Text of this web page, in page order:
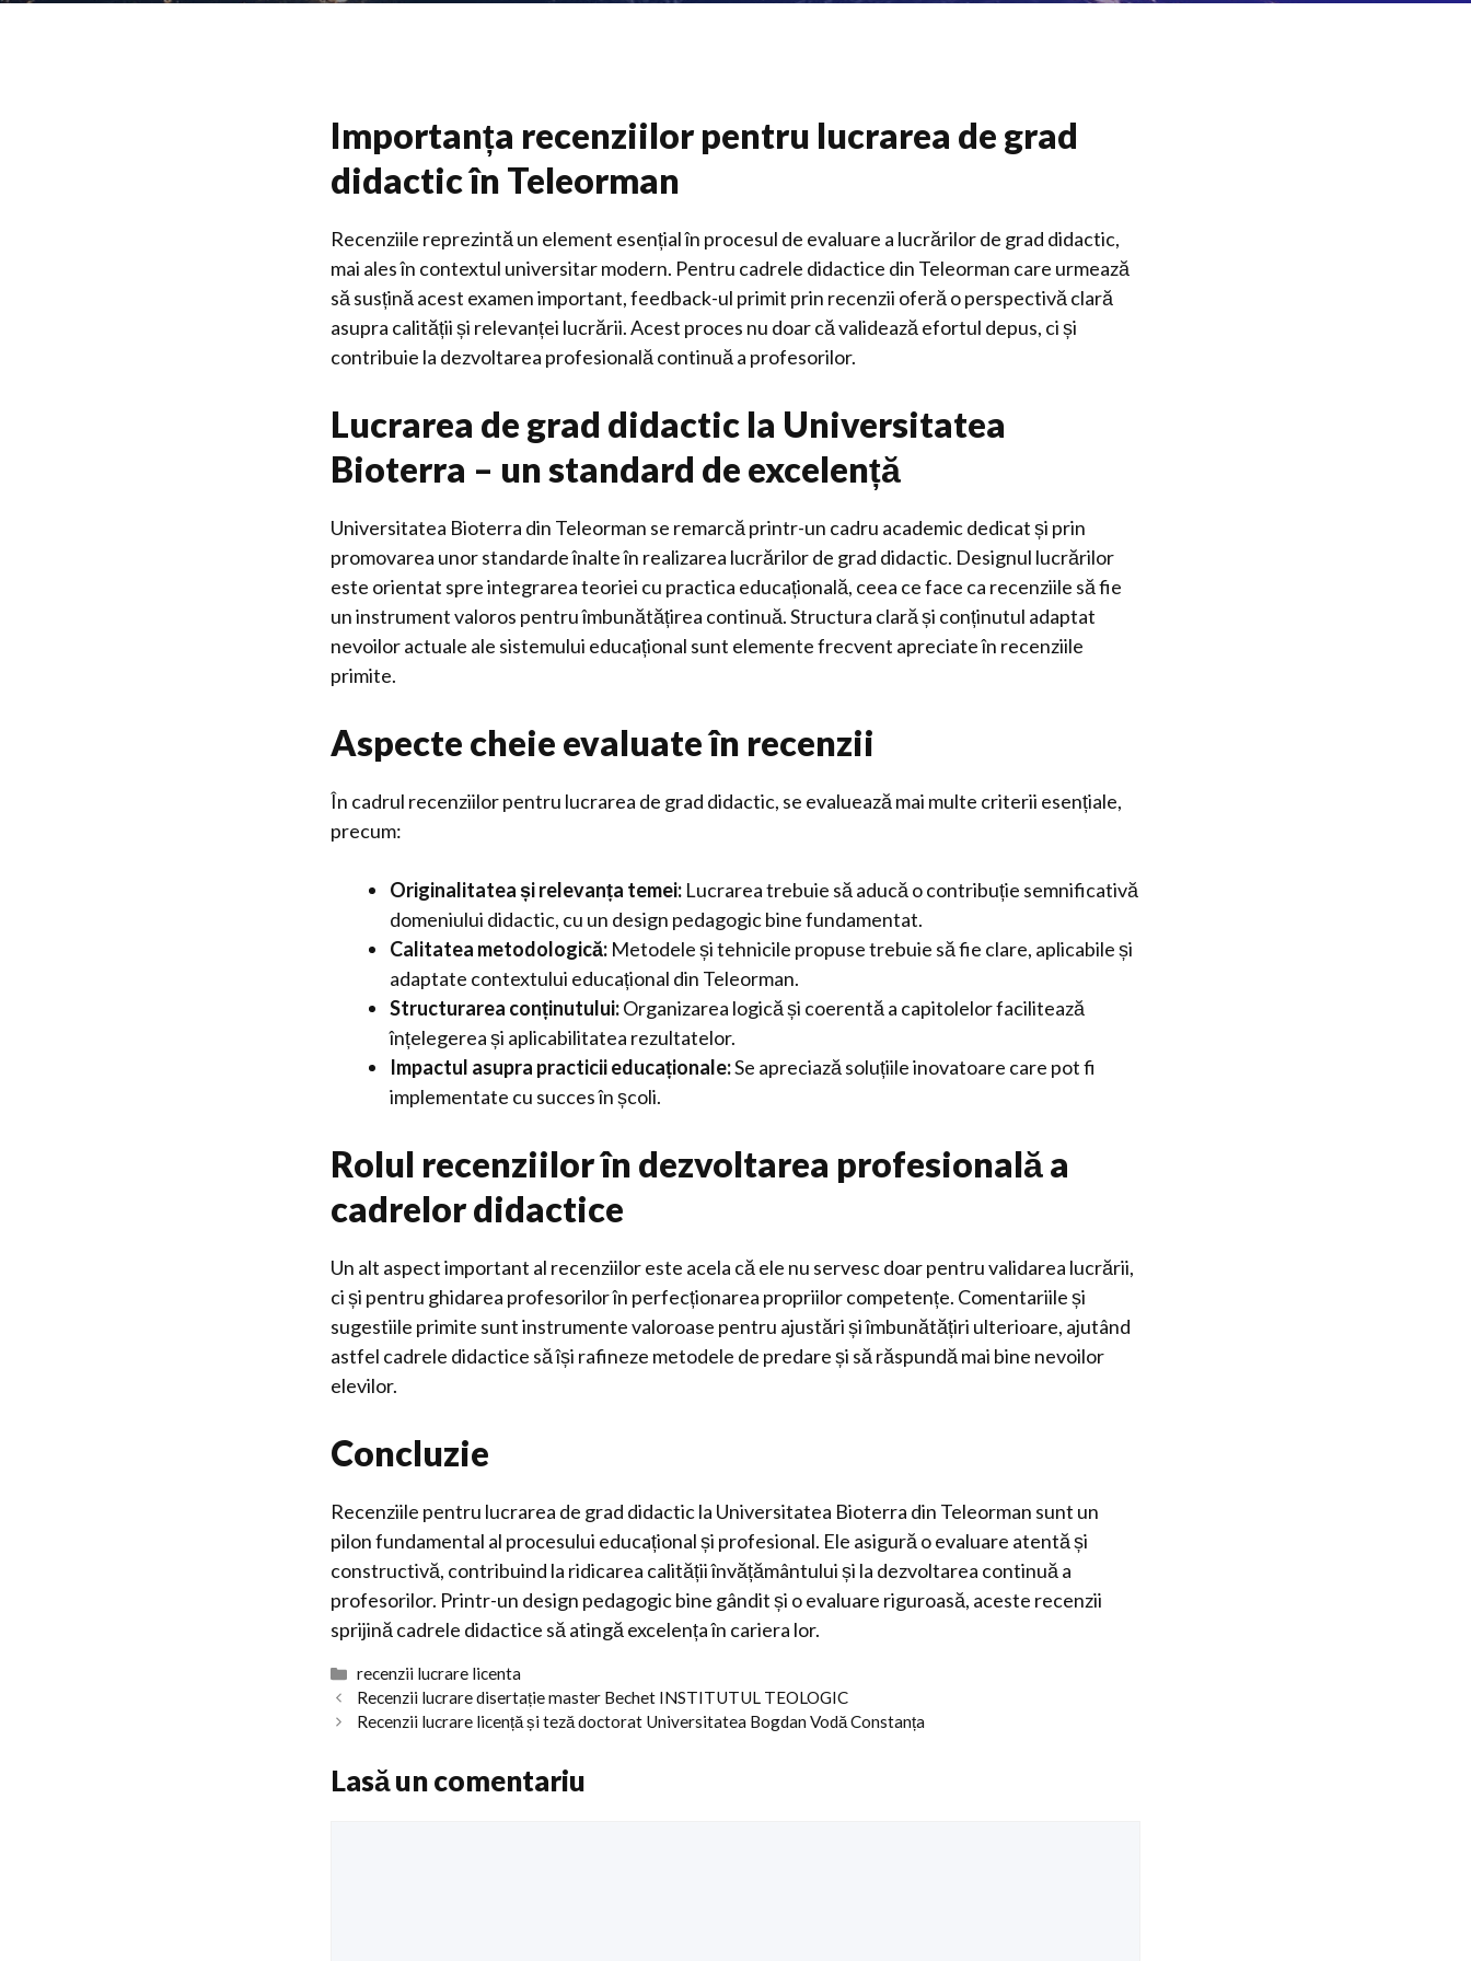
Importanța recenziilor pentru lucrarea de grad
didactic în Teleorman
Recenziile reprezintă un element esențial în procesul de evaluare a lucrărilor de grad didactic,
mai ales în contextul universitar modern. Pentru cadrele didactice din Teleorman care urmează
să susțină acest examen important, feedback-ul primit prin recenzii oferă o perspectivă clară
asupra calității și relevanței lucrării. Acest proces nu doar că validează efortul depus, ci și
contribuie la dezvoltarea profesională continuă a profesorilor.
Lucrarea de grad didactic la Universitatea
Bioterra – un standard de excelență
Universitatea Bioterra din Teleorman se remarcă printr-un cadru academic dedicat și prin
promovarea unor standarde înalte în realizarea lucrărilor de grad didactic. Designul lucrărilor
este orientat spre integrarea teoriei cu practica educațională, ceea ce face ca recenziile să fie
un instrument valoros pentru îmbunătățirea continuă. Structura clară și conținutul adaptat
nevoilor actuale ale sistemului educațional sunt elemente frecvent apreciate în recenziile
primite.
Aspecte cheie evaluate în recenzii
În cadrul recenziilor pentru lucrarea de grad didactic, se evaluează mai multe criterii esențiale,
precum:
Originalitatea și relevanța temei: Lucrarea trebuie să aducă o contribuție semnificativă
domeniului didactic, cu un design pedagogic bine fundamentat.
Calitatea metodologică: Metodele și tehnicile propuse trebuie să fie clare, aplicabile și
adaptate contextului educațional din Teleorman.
Structurarea conținutului:Organizarea logică și coerentă a capitolelor facilitează
înțelegerea și aplicabilitatea rezultatelor.
Impactul asupra practicii educaționale:Se apreciază soluțiile inovatoare care pot fi
implementate cu succes în școli.
Rolul recenziilor în dezvoltarea profesională a
cadrelor didactice
Un alt aspect important al recenziilor este acela că ele nu servesc doar pentru validarea lucrării,
ci și pentru ghidarea profesorilor în perfecționarea propriilor competențe. Comentariile și
sugestiile primite sunt instrumente valoroase pentru ajustări și îmbunătățiri ulterioare, ajutând
astfel cadrele didactice să își rafineze metodele de predare și să răspundă mai bine nevoilor
elevilor.
Concluzie
Recenziile pentru lucrarea de grad didactic la Universitatea Bioterra din Teleorman sunt un
pilon fundamental al procesului educațional și profesional. Ele asigură o evaluare atentă și
constructivă, contribuind la ridicarea calității învățământului și la dezvoltarea continuă a
profesorilor. Printr-un design pedagogic bine gândit și o evaluare riguroasă, aceste recenzii
sprijină cadrele didactice să atingă excelența în cariera lor.
Categorii
recenzii lucrare licenta
Recenzii lucrare disertație master Bechet INSTITUTUL TEOLOGIC
Recenzii lucrare licență și teză doctorat Universitatea Bogdan Vodă Constanța
Lasă un comentariu